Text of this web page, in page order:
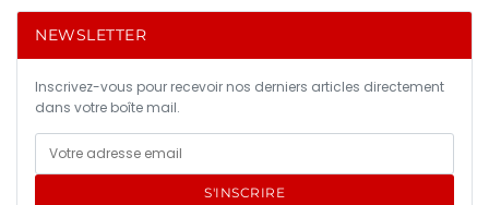
NEWSLETTER
Inscrivez-vous pour recevoir nos derniers articles directement
dans votre boîte mail.
S'INSCRIRE